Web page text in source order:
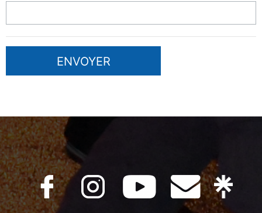
ENVOYER